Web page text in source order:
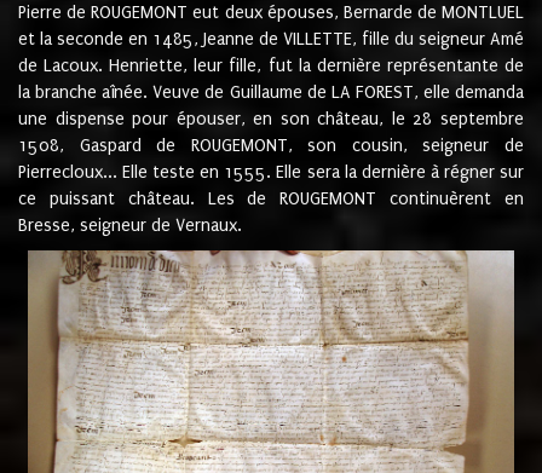
Pierre de ROUGEMONT eut deux épouses, Bernarde de MONTLUEL
et la seconde en 1485, Jeanne de VILLETTE, fille du seigneur Amé
de Lacoux. Henriette, leur fille, fut la dernière représentante de
la branche aînée. Veuve de Guillaume de LA FOREST, elle demanda
une dispense pour épouser, en son château, le 28 septembre
1508, Gaspard de ROUGEMONT, son cousin, seigneur de
Pierrecloux... Elle teste en 1555. Elle sera la dernière à régner sur
ce puissant château. Les de ROUGEMONT continuèrent en
Bresse, seigneur de Vernaux.